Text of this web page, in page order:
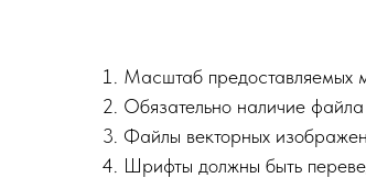
Масштаб предоставляемых
Обязательно наличие
Файлы векторных
Шрифты должны быть